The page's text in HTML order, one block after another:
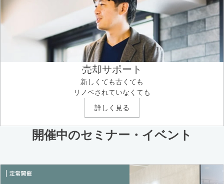
売却サポート
新しくても古くても
リノベされていなくても
詳しく見る
開催中のセミナー・イベント